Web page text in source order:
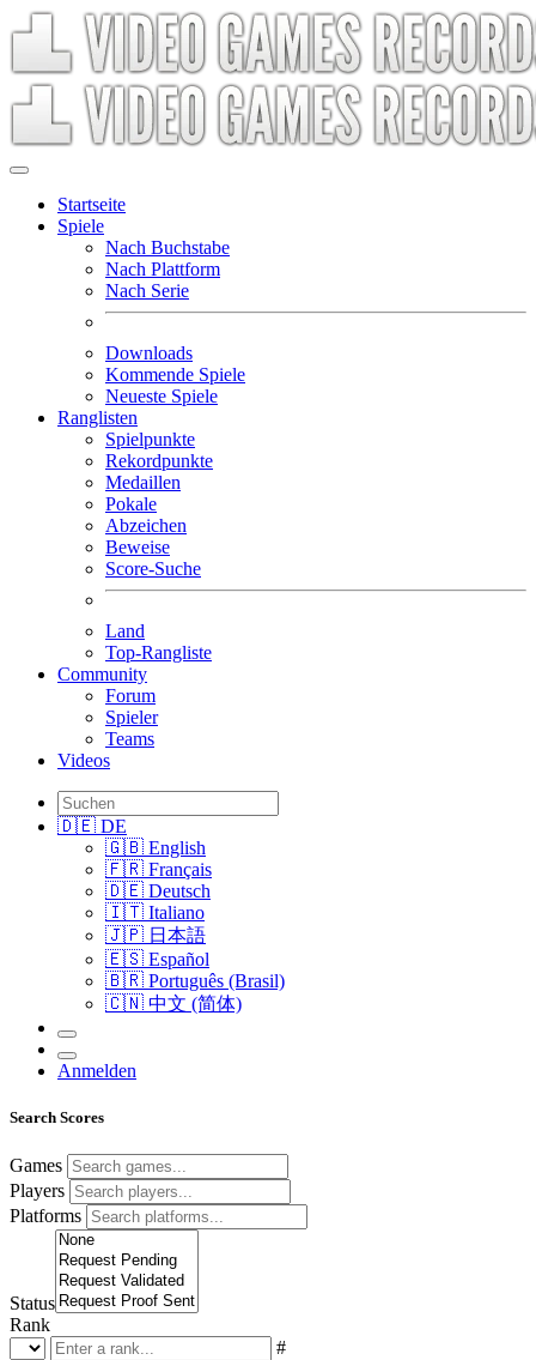
Startseite
Spiele
Nach Buchstabe
Nach Plattform
Nach Serie
Downloads
Kommende Spiele
Neueste Spiele
Ranglisten
Spielpunkte
Rekordpunkte
Medaillen
Pokale
Abzeichen
Beweise
Score-Suche
Land
Top-Rangliste
Community
Forum
Spieler
Teams
Videos
🇩🇪 DE
🇬🇧 English
🇫🇷 Français
🇩🇪 Deutsch
🇮🇹 Italiano
🇯🇵 日本語
🇪🇸 Español
🇧🇷 Português (Brasil)
🇨🇳 中文 (简体)
Anmelden
Search Scores
Games
Players
Platforms
Status
Rank
#